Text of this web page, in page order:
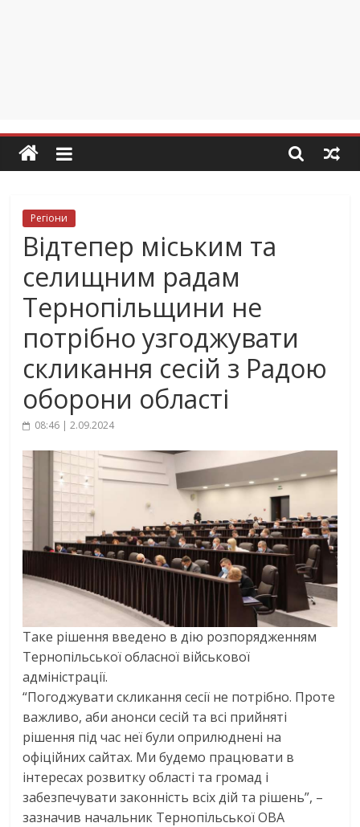
Регіони
Відтепер міським та
селищним радам
Тернопільщини не
потрібно узгоджувати
скликання сесій з Радою
оборони області
08:46 | 2.09.2024
Таке рішення введено в дію розпорядженням
Тернопільської обласної військової
адміністрації.
“Погоджувати скликання сесії не потрібно. Проте
важливо, аби анонси сесій та всі прийняті
рішення під час неї були оприлюднені на
офіційних сайтах. Ми будемо працювати в
інтересах розвитку області та громад і
забезпечувати законність всіх дій та рішень”, –
зазначив начальник Тернопільської ОВА